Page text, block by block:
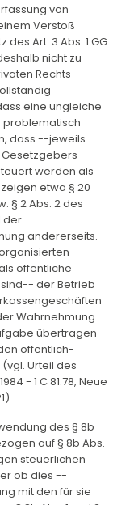
von
Verstoß
Art. 3 Abs. 1 GG
nicht zu
Rechts
eine ungleiche
problematisch
dass --jeweils
Gesetzgebers--
werden als
etwa § 20
§ 2 Abs. 2 des
der
andererseits.
öffentliche
der Betrieb
Wahrnehmung
übertragen
öffentlich-
Urteil des
- 1 C 81.78, Neue
des § 8b
auf § 8b Abs.
steuerlichen
ob dies --
mit den für sie